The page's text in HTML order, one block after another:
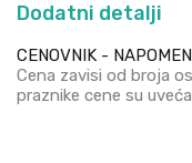
Dodatni detalji
CENOVNIK -
Cena zavisi od broja
praznike cene su